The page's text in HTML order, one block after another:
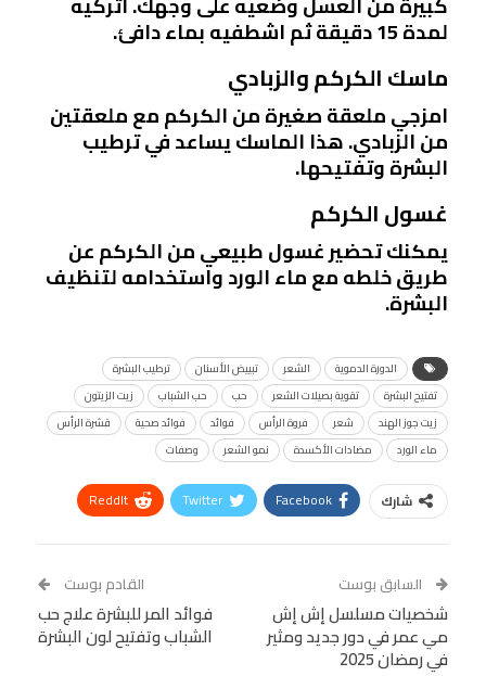
لمدة 15 دقيقة ثم اشطفيه بماء دافئ.
ماسك الكركم والزبادي
امزجي ملعقة صغيرة من الكركم مع ملعقتين
من الزبادي. هذا الماسك يساعد في ترطيب
البشرة وتفتيحها.
غسول الكركم
يمكنك تحضير غسول طبيعي من الكركم عن
طريق خلطه مع ماء الورد واستخدامه لتنظيف
البشرة.
الدورة الدموية الشعر تبييض الأسنان
ترطيب البشرة
تفتيح البشرة
تقوية بصيلات الشعر حب حب الشباب
زيت الزيتون
زيت جوز الهند
شعر فروة الرأس فوائد فوائد صحية
قشرة الرأس
ماء الورد
مضادات الأكسدة نمو الشعر وصفات
شارك Facebook
Twitter
ReddIt
Tumblr
البريد الإلكتروني
StumbleUpon
VK
Digg
LINE
BlackBerry
Viber
السابق بوست
شخصيات مسلسل إش إش
مي عمر في دور جديد ومثير
في رمضان 2025
القادم بوست
فوائد المر للبشرة علاج حب
الشباب وتفتيح لون البشرة